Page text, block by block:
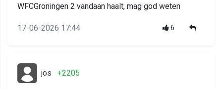
WFCGroningen 2 vandaan haalt, mag god weten
17-06-2026 17:44 6
jos +2205